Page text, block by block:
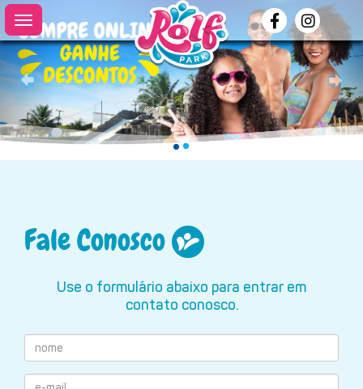
Anterior
Fale Conosco
Use o formulário abaixo para entrar em
contato conosco.